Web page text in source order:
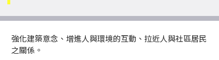
強化建築意念、增進人與環境的互動、拉近人與社區居民
之關係。